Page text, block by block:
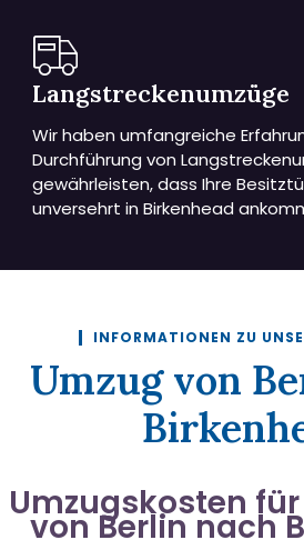
Langstreckenumzüge
Wir haben umfangreiche
Durchführung von
gewährleisten, dass Ihre
unversehrt in Birkenhead
INFORMATIONEN ZU
Umzug von
Umzugskosten
von Berlin nach